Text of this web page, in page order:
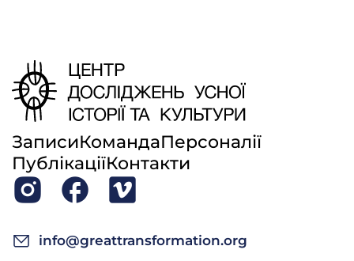
ЗаписиКомандаПерсоналії
ПублікаціїКонтакти
info@greattransformation.org